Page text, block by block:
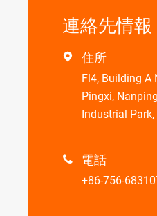
連絡先情報
 住所
Fl4, Building A
Pingxi,
Industrial Park,
 電話
+86-756-